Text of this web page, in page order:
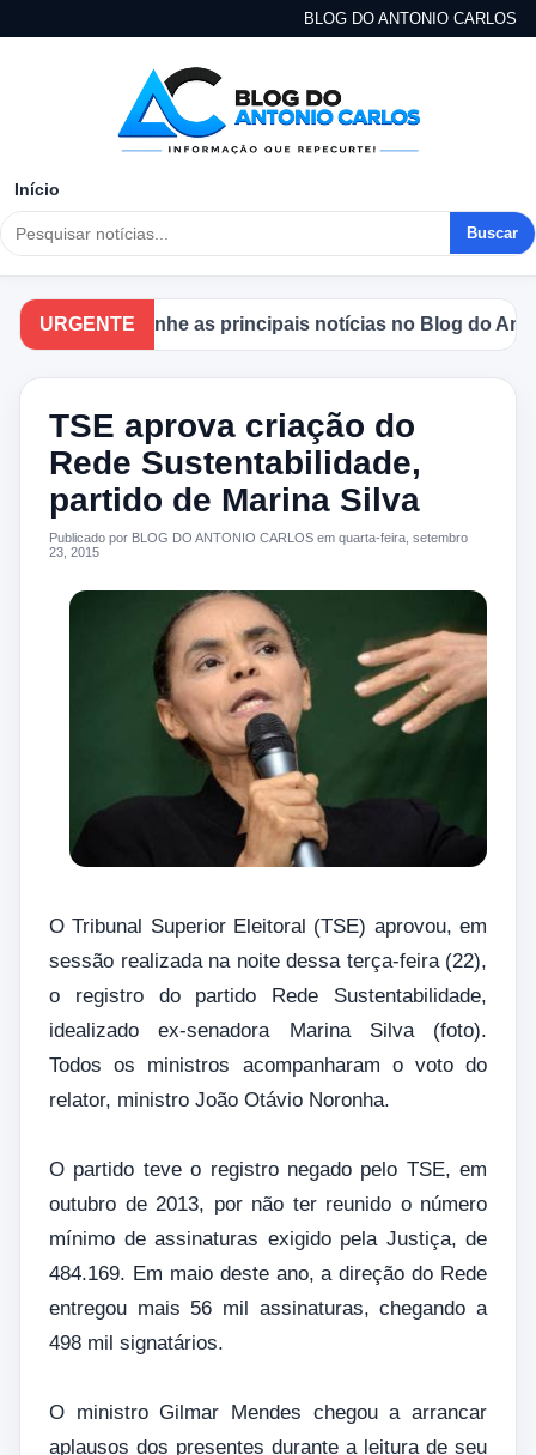
BLOG DO ANTONIO CARLOS
Início
Buscar
URGENTE
Acompanhe as principais notícias no Blog do
TSE aprova criação do
Rede Sustentabilidade,
partido de Marina Silva
Publicado por BLOG DO ANTONIO CARLOS em quarta-feira, setembro
23, 2015
O Tribunal Superior Eleitoral (TSE) aprovou, em
sessão realizada na noite dessa terça-feira (22),
o registro do partido Rede Sustentabilidade,
idealizado ex-senadora Marina Silva (foto).
Todos os ministros acompanharam o voto do
relator, ministro João Otávio Noronha.
O partido teve o registro negado pelo TSE, em
outubro de 2013, por não ter reunido o número
mínimo de assinaturas exigido pela Justiça, de
484.169. Em maio deste ano, a direção do Rede
entregou mais 56 mil assinaturas, chegando a
498 mil signatários.
O ministro Gilmar Mendes chegou a arrancar
aplausos dos presentes durante a leitura de seu